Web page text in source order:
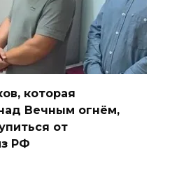
которая
Вечным огнём,
от
РФ